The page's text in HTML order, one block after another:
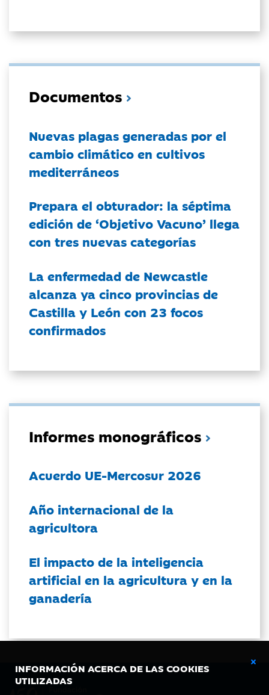
INFORMACIÓN ACERCA DE LAS COOKIES
UTILIZADAS
Documentos
Nuevas plagas generadas por el
cambio climático en cultivos
mediterráneos
Prepara el obturador: la séptima
edición de ‘Objetivo Vacuno’ llega
con tres nuevas categorías
La enfermedad de Newcastle
alcanza ya cinco provincias de
Castilla y León con 23 focos
confirmados
Informes monográficos
Acuerdo UE-Mercosur 2026
Año internacional de la
agricultora
El impacto de la inteligencia
artificial en la agricultura y en la
ganadería